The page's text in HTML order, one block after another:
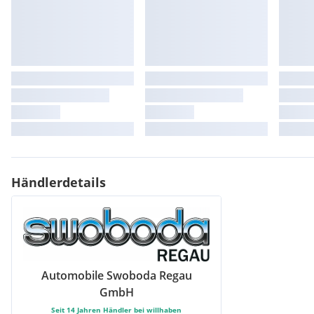
Startknopf
Lenkrad elektrisch längs und höhenverstellbar
Außenspiegel automatisch anklappbar
Dekor-Leiste am Armaturenbrett, silber
Fahrer- und Beifahrersitz manuel höhenverstellbar
Getränkehalter vorne (2x)
LED-Projektions Frontscheinwerfer
Oberes Armaturenbrett, schwarz
Seitenfensternumrandung in schwarz
Seitenschweller mit Applikationen ,,Yaris Cross,, Schriftzug -
Sequentieller Blinker, Heck
Voll LED Heckleuchten
Händlerdetails
Automobile Swoboda Regau
GmbH
Seit 14 Jahren Händler bei willhaben